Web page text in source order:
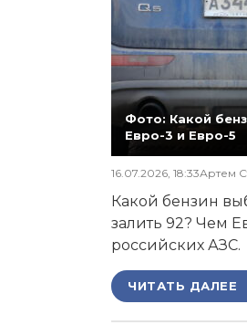
Фото: Какой
Евро-3 и Евро-5
16.07.2026, 18:33Артем
Какой бензин
залить 92? Чем
российских АЗС.
ЧИТАТЬ ДАЛЕЕ